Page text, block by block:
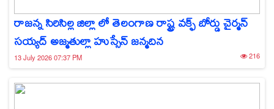
రాజన్న సిరిసిల్ల జిల్లా లో తెలంగాణ రాష్ట్ర వక్ఫ్ బోర్డు చైర్మన్
సయ్యద్ అజ్మతుల్లా హుస్సేన్ జన్మదిన
13 July 2026 07:37 PM 216